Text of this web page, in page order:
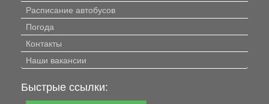
Расписание автобусов
Погода
Контакты
Наши вакансии
Быстрые ссылки: